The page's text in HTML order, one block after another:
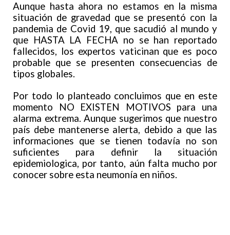
Aunque hasta ahora no estamos en la misma
situación de gravedad que se presentó con la
pandemia de Covid 19, que sacudió al mundo y
que HASTA LA FECHA no se han reportado
fallecidos, los expertos vaticinan que es poco
probable que se presenten consecuencias de
tipos globales.
Por todo lo planteado concluimos que en este
momento NO EXISTEN MOTIVOS para una
alarma extrema. Aunque sugerimos que nuestro
país debe mantenerse alerta, debido a que las
informaciones que se tienen todavía no son
suficientes para definir la situación
epidemiologica, por tanto, aún falta mucho por
conocer sobre esta neumonía en niños.